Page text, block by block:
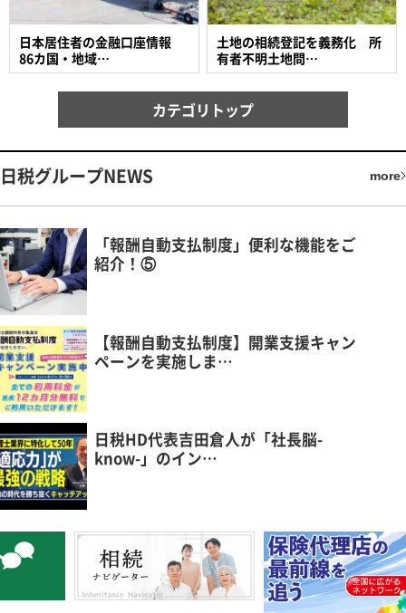
土地の相続登記を義務化 所
有者不明土地問…
日本居住者の金融口座情報
86カ国・地域…
カテゴリトップ
日税グループNEWS more
「報酬自動支払制度」便利な機能をご
紹介！⑤
【報酬自動支払制度】開業支援キャン
ペーンを実施しま…
日税HD代表吉田倉人が「社長脳-
know-」のイン…